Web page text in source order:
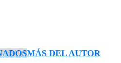
MÁS DEL AUTOR